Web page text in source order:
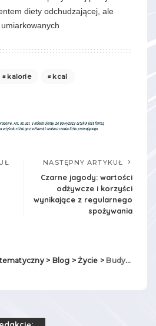
diety odchudzającej, ale
kalorie kcal
NASTĘPNY ARTYKUŁ
Czarne jagody: wartości
odżywcze i korzyści
wynikające z regularnego
spożywania
> Blog >Życie >Budyń – kaloryczna przekąska czy dieta odchudzająca?